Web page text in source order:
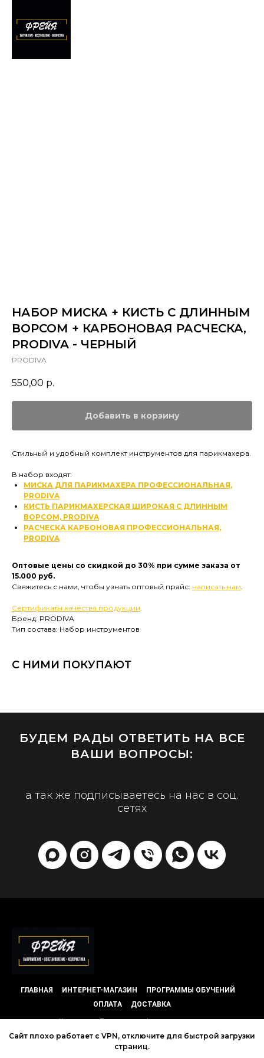
Сайт плохо работает с VPN, отключите для быстрой загрузки
страниц.
НАБОР МИСКА + КИСТЬ С ДЛИННЫМ
ВОРСОМ + КАРБОНОВАЯ РАСЧЕСКА,
PRODIVA - ЧЕРНЫЙ
PRODIVA
550,00 р.
Добавить в корзину
Стильный и удобный комплект инструментов для парикмахера.
В набор входят:
МИСКА ДЛЯ ПАРИКМАХЕРА ПРОФЕССИОНАЛЬНАЯ,
PRODIVA
КИСТЬ ПАРИКМАХЕРСКАЯ ШИРОКАЯ С ДЛИННЫМ
ВОРСОМ, PRODIVA
РАСЧЕСКА КАРБОНОВАЯ ПРОФЕССИОНАЛЬНАЯ,
PRODIVA
Оптовые цены со скидкой до 30% при сумме заказа от
15.000 руб.
Свяжитесь с нами, чтобы узнать оптовый прайс: написать нам.
Сертификаты качества продукции.
Бренд: PRODIVA
Тип состава: Набор инструментов
С НИМИ ПОКУПАЮТ
БУДЕМ РАДЫ ОТВЕТИТЬ НА ВСЕ
ВАШИ ВОПРОСЫ:
а так же подписываетесь на нас в соц.
сетях
ГЛАВНАЯ ИНТЕРНЕТ-МАГАЗИН
ПРОГРАММЫ ОБУЧЕНИЙ
ОПЛАТА
ДОСТАВКА
Контакты Политика конфиденциальности